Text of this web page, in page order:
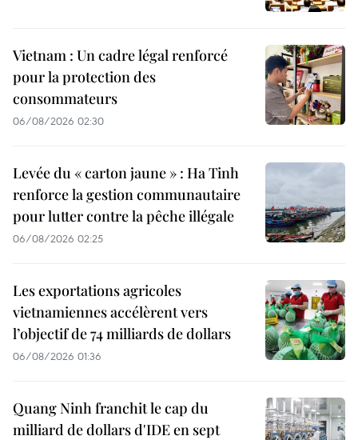
Vietnam : Un cadre légal renforcé
pour la protection des
consommateurs
06/08/2026 02:30
Levée du « carton jaune » : Ha Tinh
renforce la gestion communautaire
pour lutter contre la pêche illégale
06/08/2026 02:25
Les exportations agricoles
vietnamiennes accélèrent vers
l’objectif de 74 milliards de dollars
06/08/2026 01:36
Quang Ninh franchit le cap du
milliard de dollars d'IDE en sept